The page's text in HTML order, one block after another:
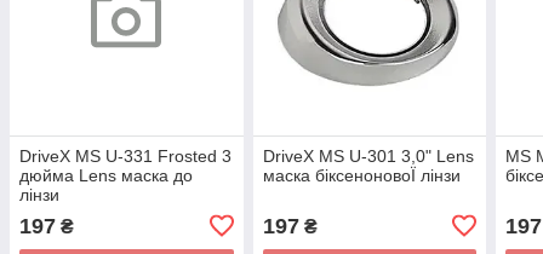
DriveX MS U-331 Frosted 3
дюйма Lens маска до
лінзи
197 ₴
DriveX MS U-301 3,0" Lens
маска біксеноновоЇ лінзи
197₴
MS
197